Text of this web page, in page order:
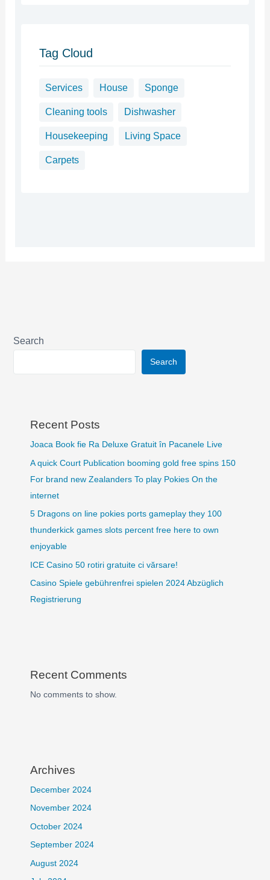
Tag Cloud
Services House Sponge
Cleaning tools Dishwasher
Housekeeping Living Space
Carpets
Search
Search
Recent Posts
Joaca Book fie Ra Deluxe Gratuit în Pacanele Live
A quick Court Publication booming gold free spins 150
For brand new Zealanders To play Pokies On the
internet
5 Dragons on line pokies ports gameplay they 100
thunderkick games slots percent free here to own
enjoyable
ICE Casino 50 rotiri gratuite ci vărsare!
Casino Spiele gebührenfrei spielen 2024 Abzüglich
Registrierung
Recent Comments
No comments to show.
Archives
December 2024
November 2024
October 2024
September 2024
August 2024